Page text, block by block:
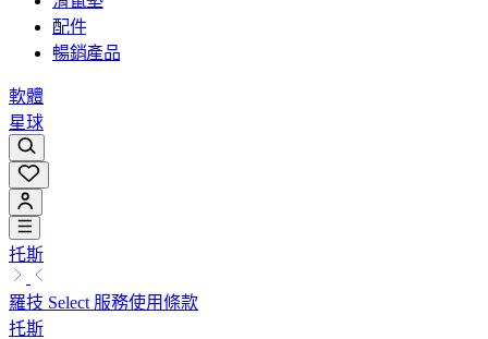
配件
暢銷產品
軟體
星球
托斯
羅技 Select 服務使用條款
托斯